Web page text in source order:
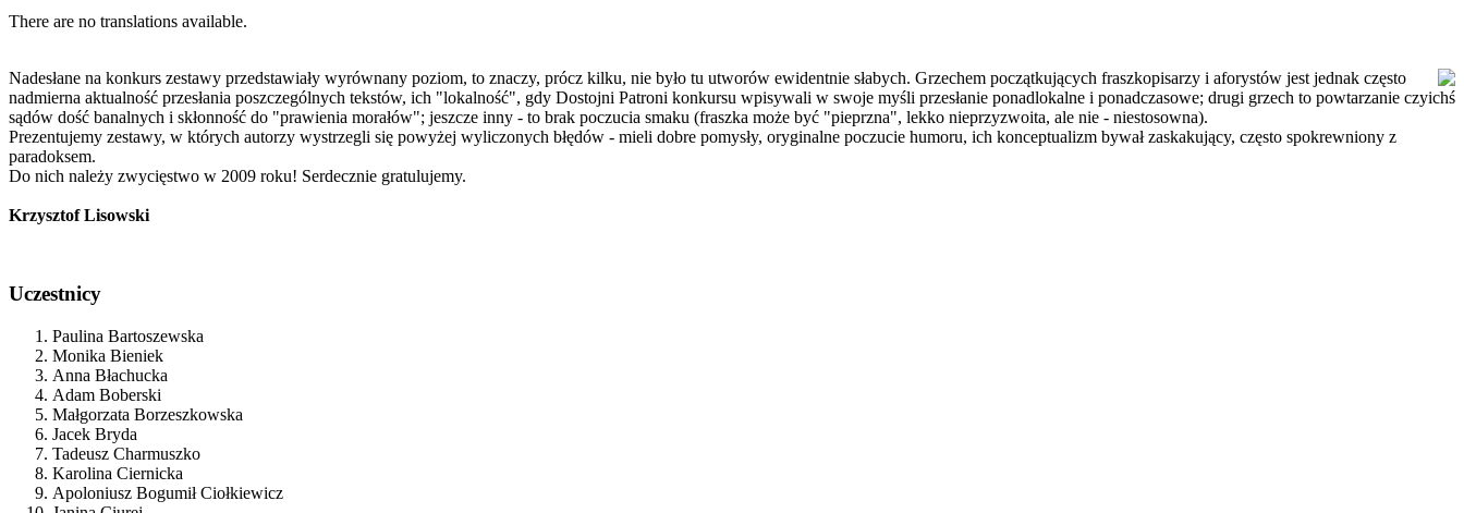
There are no translations available.
Nadesłane na konkurs zestawy przedstawiały wyrównany poziom, to znaczy, prócz kilku, nie było tu utworów ewidentnie słabych. Grzechem początkujących fraszkopisarzy i aforystów jest jednak często
nadmierna aktualność przesłania poszczególnych tekstów, ich "lokalność", gdy Dostojni Patroni konkursu wpisywali w swoje myśli przesłanie ponadlokalne i ponadczasowe; drugi grzech to powtarzanie czyichś
sądów dość banalnych i skłonność do "prawienia morałów"; jeszcze inny - to brak poczucia smaku (fraszka może być "pieprzna", lekko nieprzyzwoita, ale nie - niestosowna).
Prezentujemy zestawy, w których autorzy wystrzegli się powyżej wyliczonych błędów - mieli dobre pomysły, oryginalne poczucie humoru, ich konceptualizm bywał zaskakujący, często spokrewniony z
paradoksem.
Do nich należy zwycięstwo w 2009 roku! Serdecznie gratulujemy.
Krzysztof Lisowski
Uczestnicy
Paulina Bartoszewska
Monika Bieniek
Anna Błachucka
Adam Boberski
Małgorzata Borzeszkowska
Jacek Bryda
Tadeusz Charmuszko
Karolina Ciernicka
Apoloniusz Bogumił Ciołkiewicz